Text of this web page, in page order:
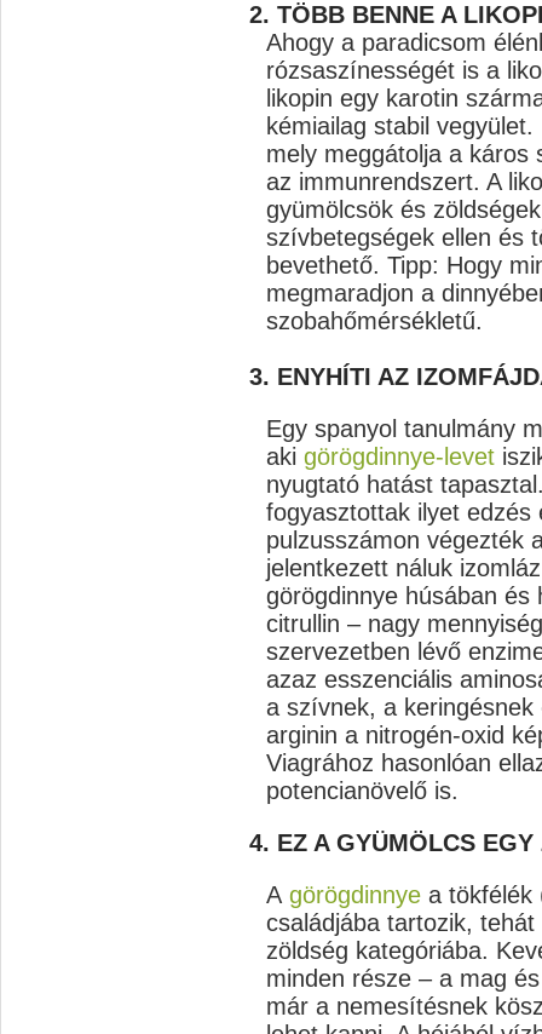
2. TÖBB BENNE A
Ahogy a paradicsom
rózsaszínességét is a
likopin egy karotin
kémiailag stabil
mely meggátolja a káros
az immunrendszert. A
gyümölcsök és
szívbetegségek ellen és
bevethető. Tipp: Hogy
megmaradjon a
szobahőmérsékletű.
3. ENYHÍTI AZ
Egy spanyol tanulmány
aki görögdinnye-levet
nyugtató hatást
fogyasztottak ilyet edzés
pulzusszámon végezték
jelentkezett náluk
görögdinnye húsában és
citrullin – nagy
szervezetben lévő
azaz esszenciális
a szívnek, a
arginin a nitrogén-oxid
Viagrához hasonlóan
potencianövelő is.
4. EZ A GYÜMÖLCS EGY
A görögdinnye a tökfélék
családjába tartozik,
zöldség kategóriába.
minden része – a mag
már a nemesítésnek